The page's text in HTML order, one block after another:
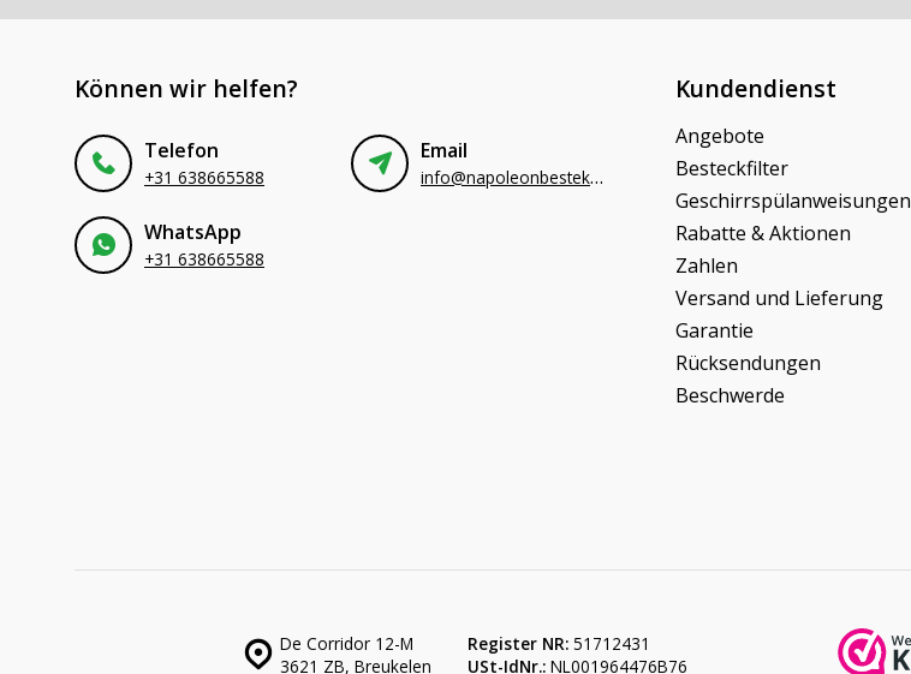
Können wir helfen?
Telefon
+31 638665588
Email
info@napoleonbestek.nl
WhatsApp
+31 638665588
Kundendienst
Angebote
Besteckfilter
Geschirrspülanweisungen
Rabatte & Aktionen
Zahlen
Versand und Lieferung
Garantie
Rücksendungen
Beschwerde
De Corridor 12-M
3621 ZB, Breukelen
Register NR: 51712431
USt-IdNr.: NL001964476B76